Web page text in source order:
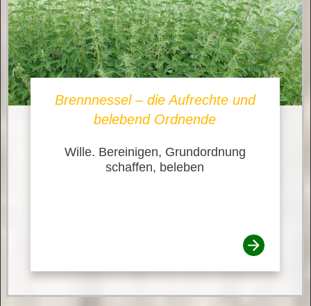
Brennnessel – die Aufrechte und
belebend Ordnende
Wille. Bereinigen, Grundordnung
schaffen, beleben